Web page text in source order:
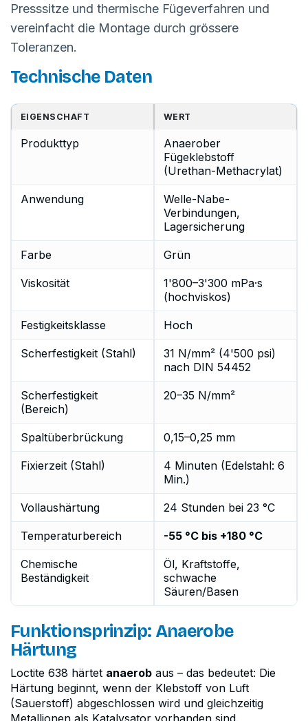
Presssitze und thermische Fügeverfahren und
vereinfacht die Montage durch grössere
Toleranzen.
Technische Daten
EIGENSCHAFT WERT
Produkttyp
Anaerober
Fügeklebstoff
(Urethan-Methacrylat)
Anwendung
Welle-Nabe-
Verbindungen,
Lagersicherung
Farbe Grün
Viskosität
1'800–3'300 mPa·s
(hochviskos)
Festigkeitsklasse Hoch
Scherfestigkeit (Stahl)
31 N/mm² (4'500 psi)
nach DIN 54452
Scherfestigkeit
(Bereich)
20–35 N/mm²
Spaltüberbrückung 0,15–0,25 mm
Fixierzeit (Stahl)
4 Minuten (Edelstahl: 6
Min.)
Vollaushärtung 24 Stunden bei 23 °C
Temperaturbereich -55 °C bis +180 °C
Chemische
Beständigkeit
Öl, Kraftstoffe,
schwache
Säuren/Basen
Funktionsprinzip: Anaerobe
Härtung
Loctite 638 härtet anaerob aus – das bedeutet: Die
Härtung beginnt, wenn der Klebstoff von Luft
(Sauerstoff) abgeschlossen wird und gleichzeitig
Metallionen als Katalysator vorhanden sind.